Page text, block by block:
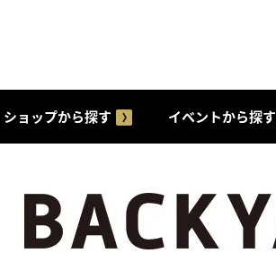
ショップから探す イベントから探す